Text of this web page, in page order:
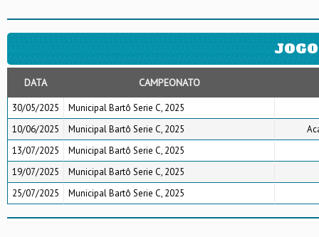
DATA CAMPEONATO
30/05/2025
Municipal Bartô Serie C, 2025
10/06/2025
Municipal Bartô Serie C, 2025
13/07/2025
Municipal Bartô Serie C, 2025
19/07/2025
Municipal Bartô Serie C, 2025
25/07/2025
Municipal Bartô Serie C, 2025